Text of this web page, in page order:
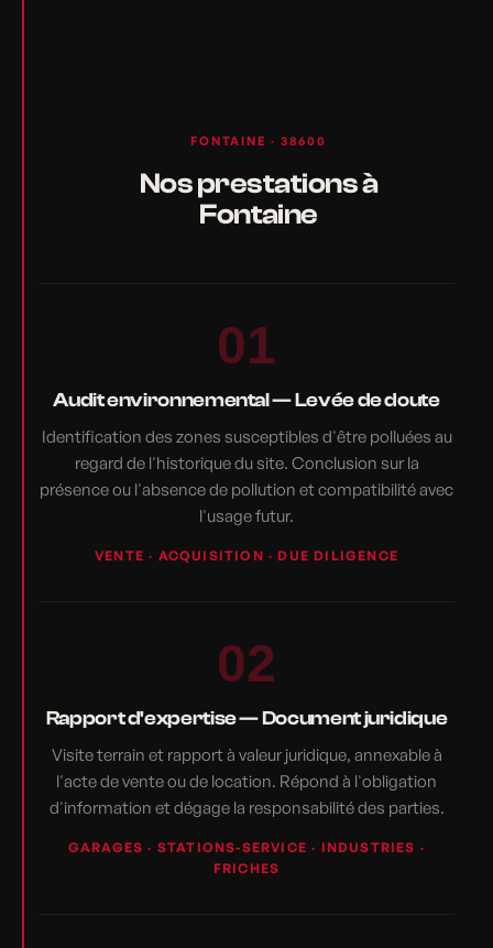
FONTAINE · 38600
Nos prestations à
Fontaine
01
Audit environnemental — Levée de doute
Identification des zones susceptibles d'être polluées au
regard de l'historique du site. Conclusion sur la
présence ou l'absence de pollution et compatibilité avec
l'usage futur.
VENTE · ACQUISITION · DUE DILIGENCE
02
Rapport d'expertise — Document juridique
Visite terrain et rapport à valeur juridique, annexable à
l'acte de vente ou de location. Répond à l'obligation
d'information et dégage la responsabilité des parties.
GARAGES · STATIONS-SERVICE · INDUSTRIES ·
FRICHES